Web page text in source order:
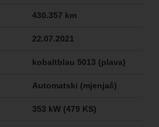
430.357 km
22.07.2021
kobaltblau 5013 (plava)
Automatski (mjenjač)
353 kW (479 KS)